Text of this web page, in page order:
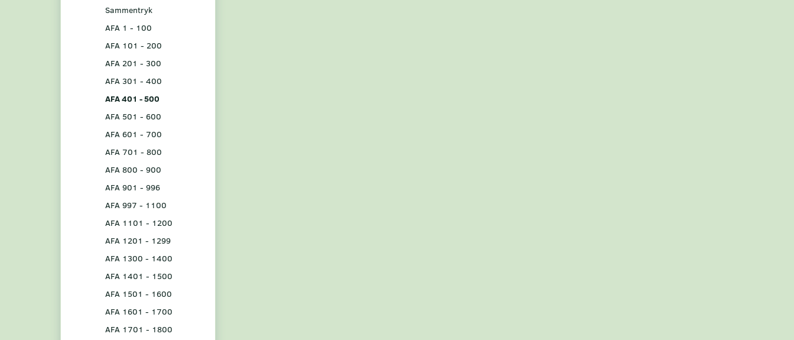
Sammentryk
AFA 1 - 100
AFA 101 - 200
AFA 201 - 300
AFA 301 - 400
AFA 401 - 500
AFA 501 - 600
AFA 601 - 700
AFA 701 - 800
AFA 800 - 900
AFA 901 - 996
AFA 997 - 1100
AFA 1101 - 1200
AFA 1201 - 1299
AFA 1300 - 1400
AFA 1401 - 1500
AFA 1501 - 1600
AFA 1601 - 1700
AFA 1701 - 1800